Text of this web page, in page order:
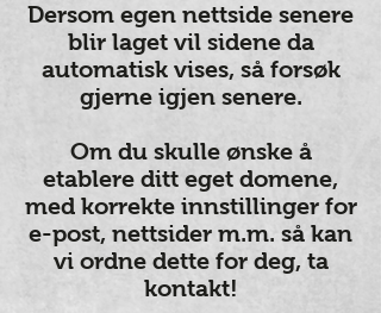
Dersom egen nettside senere
blir laget vil sidene da
automatisk vises, så forsøk
gjerne igjen senere.
Om du skulle ønske å
etablere ditt eget domene,
med korrekte innstillinger for
e-post, nettsider m.m. så kan
vi ordne dette for deg, ta
kontakt!